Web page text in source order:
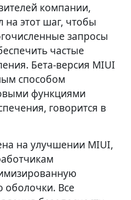
компании,
этот шаг, чтобы
запросы
частые
Бета-версия MIUI
способом
функциями
говорится в
на улучшении MIUI,
оболочки. Все